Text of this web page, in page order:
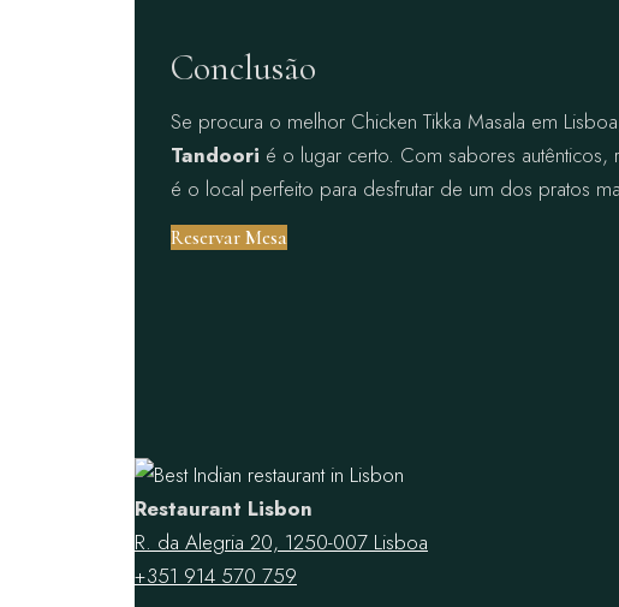
Conclusão
Se procura o melhor Chicken Tikka Masala em
Tandoori é o lugar certo. Com sabores autênticos,
é o local perfeito para desfrutar de um dos pratos
Reservar Mesa
Restaurant Lisbon
R. da Alegria 20, 1250-007 Lisboa
+351 914 570 759